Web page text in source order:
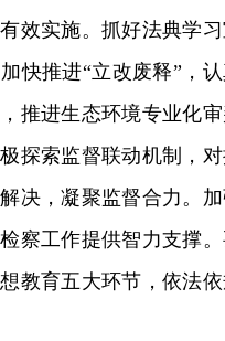
效实施。抓好法典学
快推进“立改废释”，
推进生态环境专业化
探索监督联动机制，
决，凝聚监督合力。
察工作提供智力支撑
教育五大环节，依法